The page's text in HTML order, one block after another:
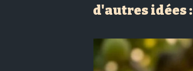
d'autres idées :